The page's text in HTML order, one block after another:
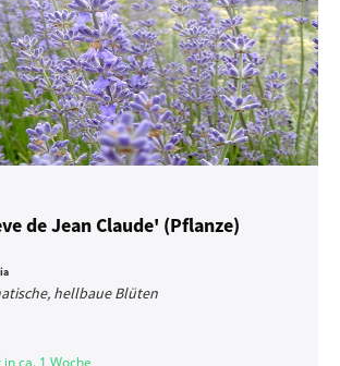
de Jean Claude' (Pflanze)
hellbaue Blüten
ca. 1 Woche